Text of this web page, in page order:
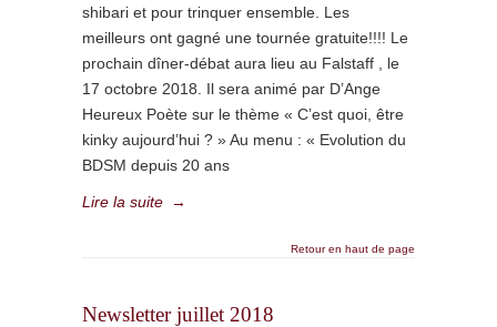
shibari et pour trinquer ensemble. Les
meilleurs ont gagné une tournée gratuite!!!! Le
prochain dîner-débat aura lieu au Falstaff , le
17 octobre 2018. Il sera animé par D’Ange
Heureux Poète sur le thème « C’est quoi, être
kinky aujourd’hui ? » Au menu : « Evolution du
BDSM depuis 20 ans
Lire la suite →
Retour en haut de page
Newsletter juillet 2018